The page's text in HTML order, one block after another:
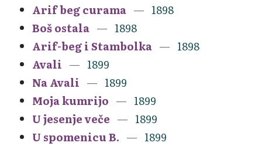
Arif beg curama
1898
Boš ostala
1898
Arif-beg i Stambolka
1898
Avali
1899
Na Avali
1899
Moja kumrijo
1899
U jesenje veče
1899
U spomenicu B.
1899